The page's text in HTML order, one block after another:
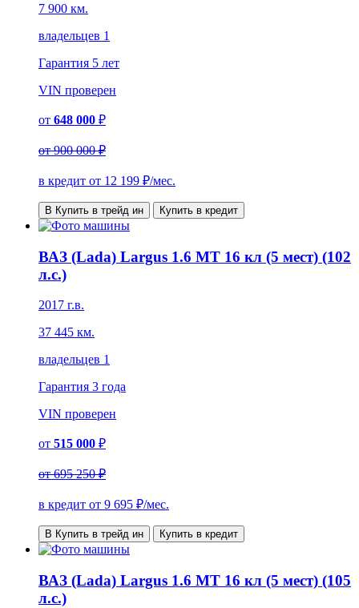
7 900 км.
владельцев 1
Гарантия 5 лет
VIN проверен
от 648 000 ₽
от900 000 ₽
в кредит от 12 199 ₽/мес.
В Купить в трейд ин Купить в кредит
ВАЗ (Lada) Largus 1.6 MT 16 кл (5 мест) (102
л.с.)
2017 г.в.
37 445 км.
владельцев 1
Гарантия 3 года
VIN проверен
от 515 000 ₽
от695 250 ₽
в кредит от 9 695 ₽/мес.
В Купить в трейд ин Купить в кредит
ВАЗ (Lada) Largus 1.6 MT 16 кл (5 мест) (105
л.с.)